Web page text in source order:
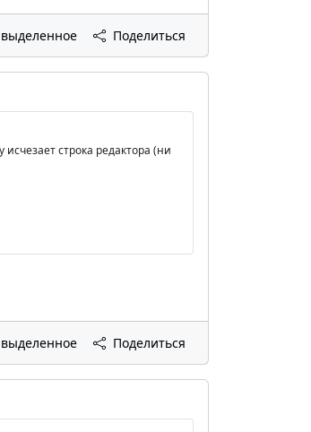
Поделиться
строка редактора (ни
Поделиться